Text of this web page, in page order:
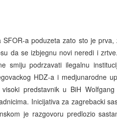
SFOR-a poduzeta zato sto je
da se izbjegnu novi neredi i
smiju podrzavati ilegalnu
HDZ-a i medjunarodne
predstavnik u BiH
Inicijativa za zagrebacki
je razgovoru predlozio